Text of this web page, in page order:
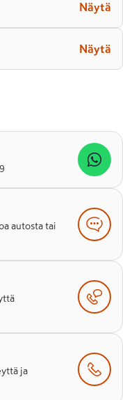
Näytä
Näytä
autosta tai
ja